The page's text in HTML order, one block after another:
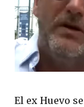
El ex Huevo